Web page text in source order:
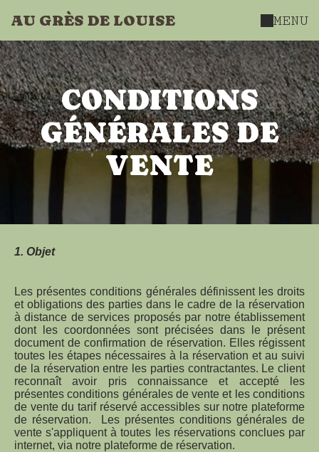
AU GRÈS DE LOUISE MENU
CONDITIONS
GÉNÉRALES DE
VENTE
1. Objet
Les présentes conditions générales définissent les droits
et obligations des parties dans le cadre de la réservation
à distance de services proposés par notre établissement
dont les coordonnées sont précisées dans le présent
document de confirmation de réservation. Elles régissent
toutes les étapes nécessaires à la réservation et au suivi
de la réservation entre les parties contractantes. Le client
reconnaît avoir pris connaissance et accepté les
présentes conditions générales de vente et les conditions
de vente du tarif réservé accessibles sur notre plateforme
de réservation. Les présentes conditions générales de
vente s'appliquent à toutes les réservations conclues par
internet, via notre plateforme de réservation.